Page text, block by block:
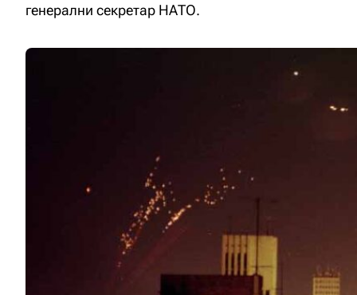
генерални секретар НАТО.